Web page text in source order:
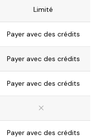
Limité
Payer avec des crédits
Payer avec des crédits
Payer avec des crédits
Payer avec des crédits